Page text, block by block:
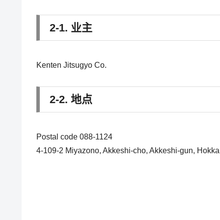
2-1. 业主
Kenten Jitsugyo Co.
2-2. 地点
Postal code 088-1124
4-109-2 Miyazono, Akkeshi-cho, Akkeshi-gun,